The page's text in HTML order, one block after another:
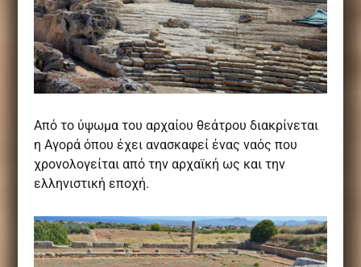
Από το ύψωμα του αρχαίου θεάτρου διακρίνεται
η Αγορά όπου έχει ανασκαφεί ένας ναός που
χρονολογείται από την αρχαϊκή ως και την
ελληνιστική εποχή.